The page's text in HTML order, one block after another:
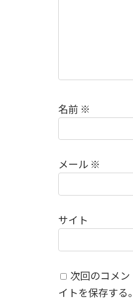
名前 ※
メール ※
サイト
次回のコメ
イトを保存する。